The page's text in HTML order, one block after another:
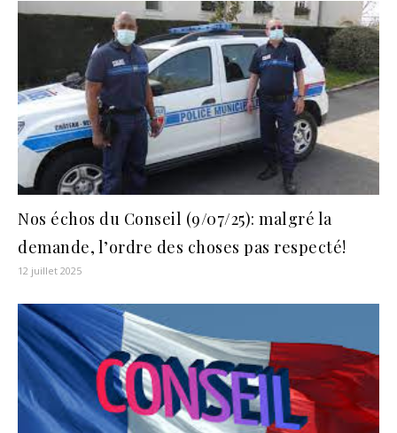
Nos échos du Conseil (9/07/25): malgré la
demande, l’ordre des choses pas respecté!
12 juillet 2025